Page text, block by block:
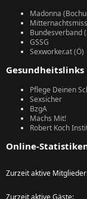
Madonna
Bundesverband
GSSG
Sexworker.at (Ö)
Gesundheitslinks
Pflege Deinen
Sexsicher
BzgA
Machs Mit!
Robert Koch
Online-
Zurzeit aktive Mitglieder
Zurzeit aktive Gäste